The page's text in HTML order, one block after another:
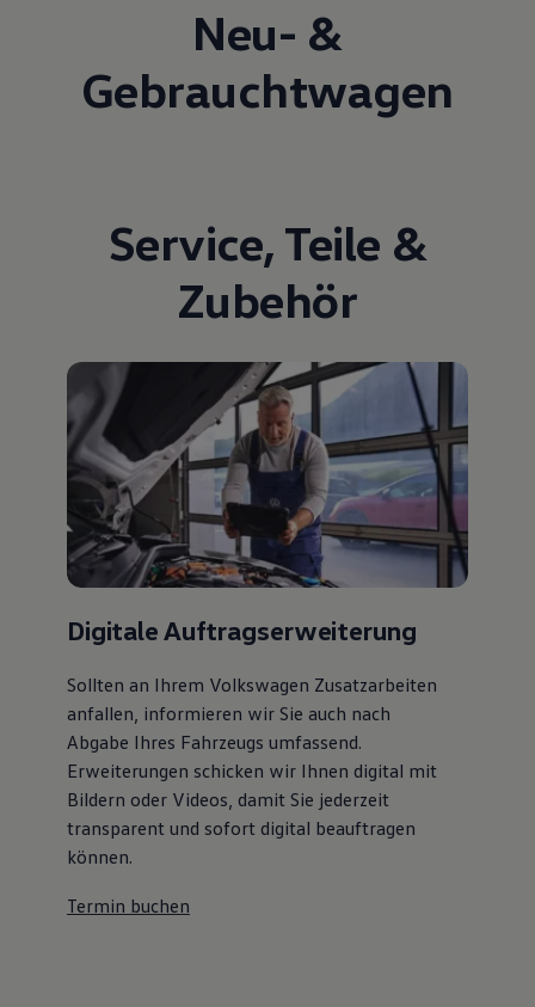
Neu- &
Gebrauchtwagen
Service, Teile &
Zubehör
Digitale Auftragserweiterung
Sollten an Ihrem Volkswagen Zusatzarbeiten
anfallen, informieren wir Sie auch nach
Abgabe Ihres Fahrzeugs umfassend.
Erweiterungen schicken wir Ihnen digital mit
Bildern oder Videos, damit Sie jederzeit
transparent und sofort digital beauftragen
können.
Termin buchen